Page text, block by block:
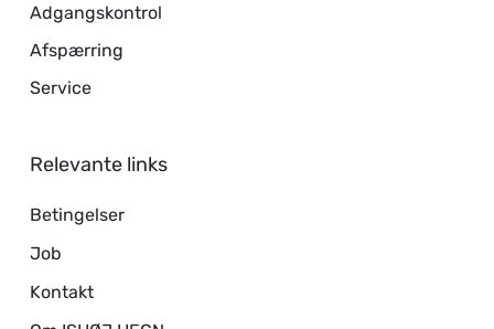
Adgangskontrol
Afspærring
Service
Relevante links
Betingelser
Job
Kontakt